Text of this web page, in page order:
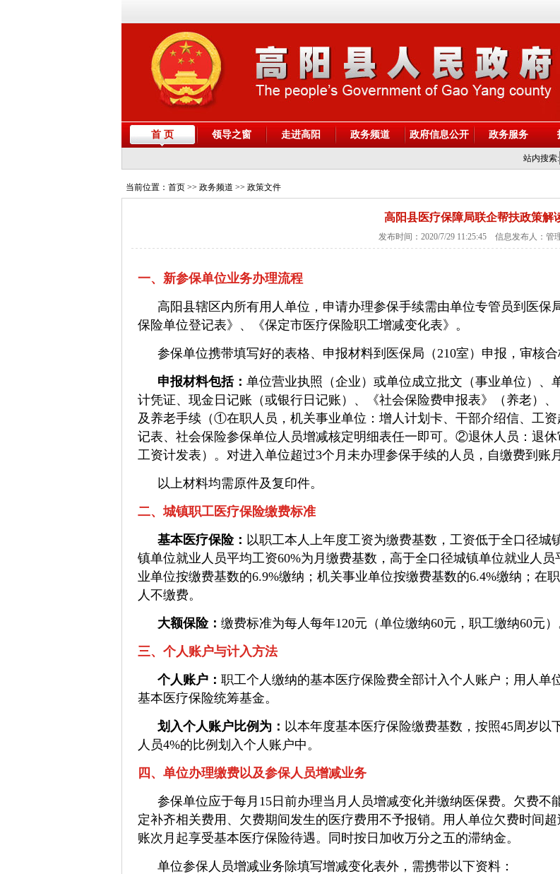
首 页 领导之窗 走进高阳 政务频道 政府信息公开 政务服务
站内搜索:
当前位置： 首页 >> 政务频道 >> 政策文件
高阳县医疗保障局联企帮扶政策解
发布时间：2020/7/29 11:25:45 信息发布人：管
一、新参保单位业务办理流程
高阳县辖区内所有用人单位，申请办理参保手续需由单位专管员到医保
保险单位登记表》、《保定市医疗保险职工增减变化表》。
参保单位携带填写好的表格、申报材料到医保局（210室）申报，审核合
申报材料包括： 单位营业执照（企业）或单位成立批文（事业单位）、
计凭证、现金日记账（或银行日记账）、《社会保险费申报表》（养老）
及养老手续（①在职人员，机关事业单位：增人计划卡、干部介绍信、工
记表、社会保险参保单位人员增减核定明细表任一即可。②退休人员：退
工资计发表）。对进入单位超过3个月未办理参保手续的人员，自缴费到账
以上材料均需原件及复印件。
二、城镇职工医疗保险缴费标准
基本医疗保险： 以职工本人上年度工资为缴费基数，工资低于全口径城
镇单位就业人员平均工资60%为月缴费基数，高于全口径城镇单位就业人
业单位按缴费基数的6.9%缴纳；机关事业单位按缴费基数的6.4%缴纳；在
人不缴费。
大额保险： 缴费标准为每人每年120元（单位缴纳60元，职工缴纳60元
三、个人账户与计入方法
个人账户： 职工个人缴纳的基本医疗保险费全部计入个人账户；用人单
基本医疗保险统筹基金。
划入个人账户比例为： 以本年度基本医疗保险缴费基数，按照45周岁以
人员4%的比例划入个人账户中。
四、单位办理缴费以及参保人员增减业务
参保单位应于每月15日前办理当月人员增减变化并缴纳医保费。欠费
定补齐相关费用、欠费期间发生的医疗费用不予报销。用人单位欠费时间
账次月起享受基本医疗保险待遇。同时按日加收万分之五的滞纳金。
单位参保人员增减业务除填写增减变化表外，需携带以下资料：